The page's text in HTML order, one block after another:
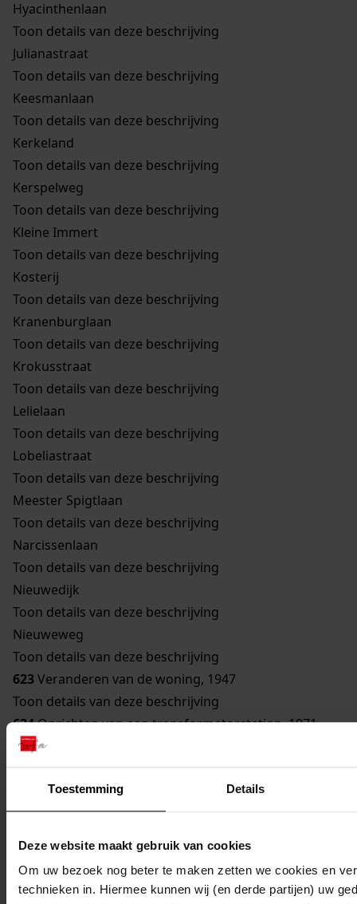
Toestemming Details
Deze website maakt gebruik van cookies
Om uw bezoek nog beter te maken zetten we cookies en
technieken in. Hiermee kunnen wij (en derde partijen) uw
Hyacinthenlaan
Toon details van deze beschrijving
Julianastraat
Toon details van deze beschrijving
Keesmanlaan
Toon details van deze beschrijving
Kerkeland
Toon details van deze beschrijving
Kerspelweg
Toon details van deze beschrijving
Kleine Immert
Toon details van deze beschrijving
Kosterij
Toon details van deze beschrijving
Kranenburglaan
Toon details van deze beschrijving
Krokusstraat
Toon details van deze beschrijving
Lelielaan
Toon details van deze beschrijving
Lobeliastraat
Toon details van deze beschrijving
Meester Spigtlaan
Toon details van deze beschrijving
Narcissenlaan
Toon details van deze beschrijving
Nieuwedijk
Toon details van deze beschrijving
Nieuweweg
Toon details van deze beschrijving
623Veranderen van de woning, 1947
Toon details van deze beschrijving
624Oprichten van een transformatorstation, 1971
Toon details van deze beschrijving
625Verbouwen van een gebouw bestemd om te
worden gebruikt als woonhuis, 1929
Toon details van deze beschrijving
Toon details van deze beschrijving
627Veranderen woning, 1962